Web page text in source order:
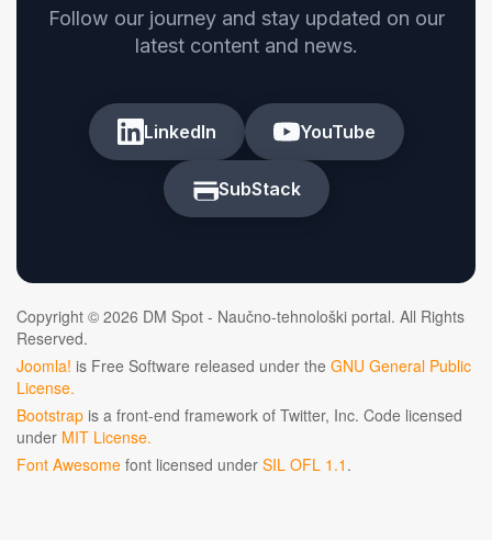
Follow our journey and stay updated on our
latest content and news.
LinkedIn YouTube
SubStack
Copyright © 2026 DM Spot - Naučno-tehnološki portal. All Rights
Reserved.
Joomla! is Free Software released under the GNU General Public
License.
Bootstrap is a front-end framework of Twitter, Inc. Code licensed
under MIT License.
Font Awesome font licensed under SIL OFL 1.1 .